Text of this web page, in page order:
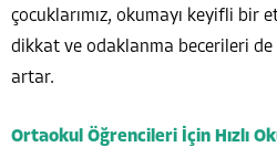
çocuklarımız, okumayı keyifli bir
dikkat ve odaklanma becerileri
artar.
Ortaokul Öğrencileri İçin Hızlı